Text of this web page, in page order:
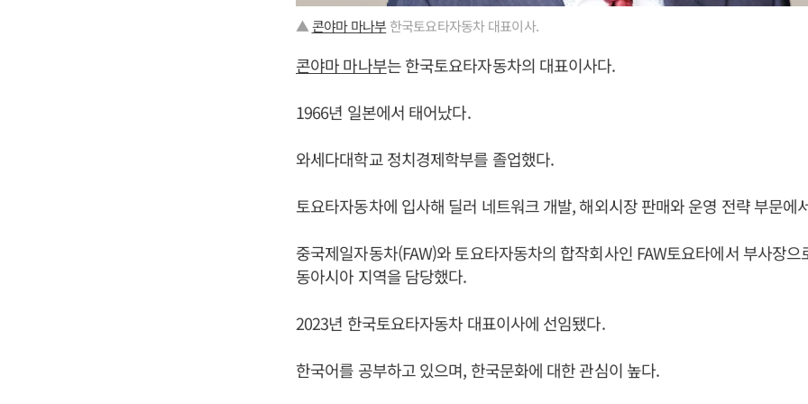
▲콘야마 마나부 한국토요타자동차 대표이사.
콘야마 마나부는 한국토요타자동차의 대표이사다.
1966년 일본에서 태어났다.
와세다대학교 정치경제학부를 졸업했다.
토요타자동차에 입사해 딜러 네트워크 개발, 해외시장 판매와 운영 전략 부문에
중국제일자동차(FAW)와 토요타자동차의 합작회사인 FAW토요타에서 부사장
동아시아 지역을 담당했다.
2023년 한국토요타자동차 대표이사에 선임됐다.
한국어를 공부하고 있으며, 한국문화에 대한 관심이 높다.